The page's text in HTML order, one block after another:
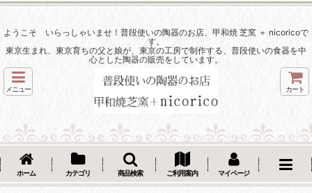
ようこそ いらっしゃいませ！普段使いの陶器のお店、甲和焼 芝窯 ＋ nicoricoで
す。
東京生まれ、東京育ちの父と娘が、東京の工房で制作する、普段使いの食器を中
心とした陶器の販売をしています。
メニュー カート
ホーム カテゴリ 商品検索 ご利用案内 マイページ